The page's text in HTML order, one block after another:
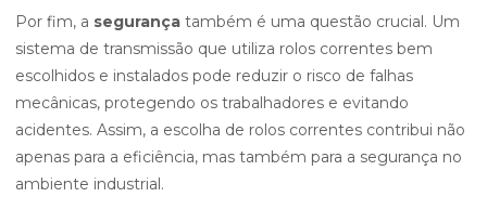
Por fim, a segurança também é uma questão crucial. Um
sistema de transmissão que utiliza rolos correntes bem
escolhidos e instalados pode reduzir o risco de falhas
mecânicas, protegendo os trabalhadores e evitando
acidentes. Assim, a escolha de rolos correntes contribui não
apenas para a eficiência, mas também para a segurança no
ambiente industrial.